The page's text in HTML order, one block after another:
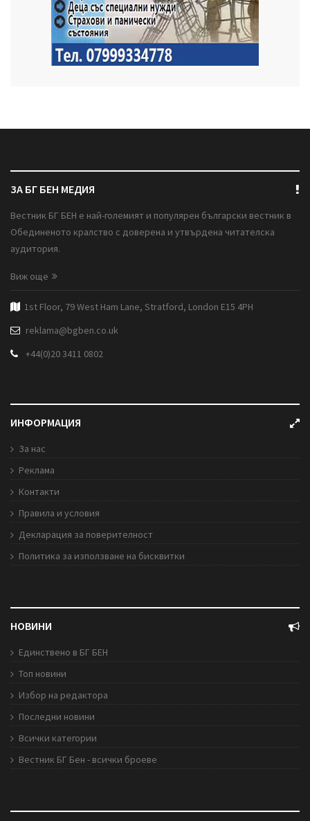
ЗА БГ БЕН МЕДИЯ
Вестник БГ БЕН е най-големият и популярен български вестник в
Обединеното кралство с доверена и утвърдена читателска
аудитория.
Виж още
1st Floor, 79 West Ham Lane, Stratford, London E15 4PH
reklama@bgben.co.uk
+44(0)20 3411 0802
ИНФОРМАЦИЯ
За нас
Реклама
Контакти
Правила и условия
Декларация за поверителност
Политика за използване на бисквитки
НОВИНИ
Единствено в БГ БЕН
Топ новини
Избор на редактора
Последни новини
Всички категории
Вестник БГ Бен - всички броеве